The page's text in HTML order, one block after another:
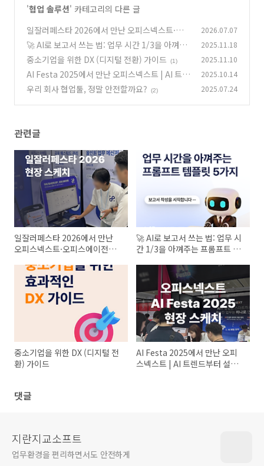
'협업 솔루션' 카테고리의 다른 글
일잘러페스타 2026에서 만난 오피스넥스트·오
피스에이전트·나모사이트빌더
(0)
2026.07.07
🚀 AI로 보고서 쓰는 법: 업무 시간 1/3을 아껴주
는 프롬프트 템플릿 5가지 (2)
2025.11.18
중소기업을 위한 DX (디지털 전환) 가이드 (1) 2025.11.10
AI Festa 2025에서 만난 오피스넥스트 | AI 트렌
드부터 설문 결과까지🚀 (0)
2025.10.14
우리 회사 협업툴, 정말 안전할까요? (2) 2025.07.24
관련글
일잘러페스타 2026에서 만난
오피스넥스트·오피스에이전트·
🚀 AI로 보고서 쓰는 법: 업무 시
간 1/3을 아껴주는 프롬프트 템
중소기업을 위한 DX (디지털 전
환) 가이드
AI Festa 2025에서 만난 오피
스넥스트 | AI 트렌드부터 설문
댓글
지란지교소프트
업무환경을 편리하면서도 안전하게